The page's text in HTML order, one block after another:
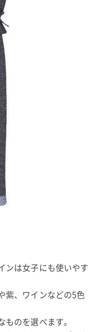
ンは女子にも使いやす
紫、ワインなどの5色
のを選べます。